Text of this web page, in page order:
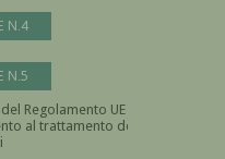
N.4
N.5
Regolamento UE n.
dei
Devi dare il consenso